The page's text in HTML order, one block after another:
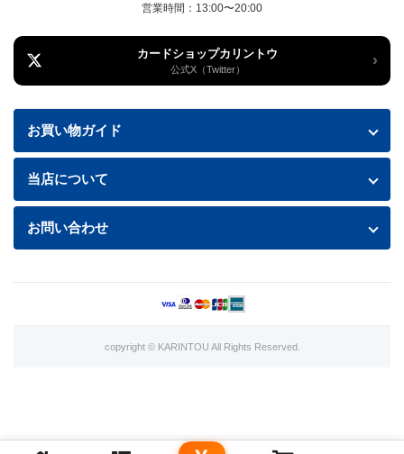
営業時間：13:00〜20:00
カードショップカリントウ
公式X（Twitter） ›
お買い物ガイド
お買い物ガイド
お支払い方法
当店について
特定商取引法に基づく表記
お問い合わせ
copyright © KARINTOU All Rights Reserved.